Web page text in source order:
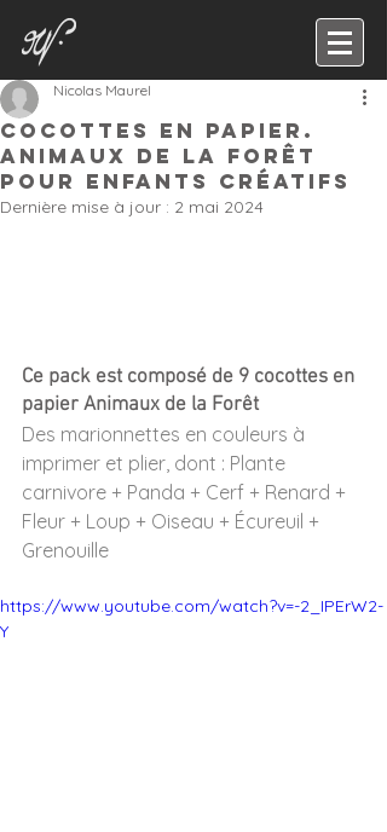
Cocottes en papier.
Animaux de la forêt
pour enfants créatifs
Nicolas Maurel
Dernière mise à jour : 2 mai 2024
Ce pack est composé de 9 cocottes en
papier Animaux de la Forêt
Des marionnettes en couleurs à
imprimer et plier, dont : Plante
carnivore + Panda + Cerf + Renard +
Fleur + Loup + Oiseau + Écureuil +
Grenouille
https://www.youtube.com/watch?v=-2_IPErW2-
Y